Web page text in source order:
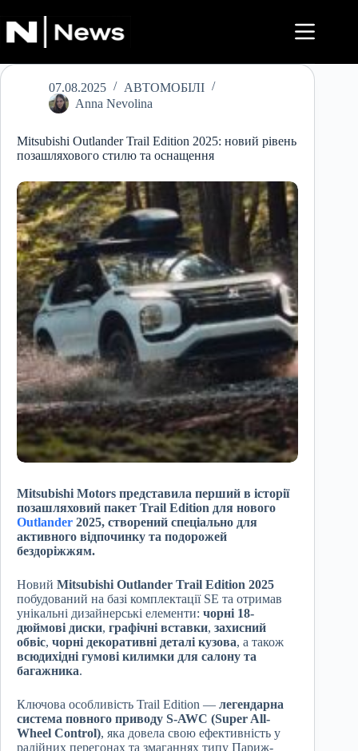
до
вмісту
07.08.2025
АВТОМОБІЛІ
Anna Nevolina
Mitsubishi Outlander Trail Edition 2025: новий рівень
позашляхового стилю та оснащення
Mitsubishi Motors представила перший в історії
позашляховий пакет Trail Edition для нового
Outlander 2025, створений спеціально для
активного відпочинку та подорожей
бездоріжжям.
Новий Mitsubishi Outlander Trail Edition 2025
побудований на базі комплектації SE та отримав
унікальні дизайнерські елементи: чорні 18-
дюймові диски, графічні вставки, захисний
обвіс, чорні декоративні деталі кузова, а також
всюдихідні гумові килимки для салону та
багажника.
Ключова особливість Trail Edition — легендарна
система повного приводу S-AWC (Super All-
Wheel Control), яка довела свою ефективність у
ралійних перегонах та змаганнях типу Париж-